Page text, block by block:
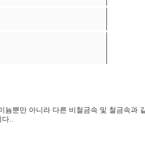
뿐만 아니라 다른 비철금속 및 철금속과
..